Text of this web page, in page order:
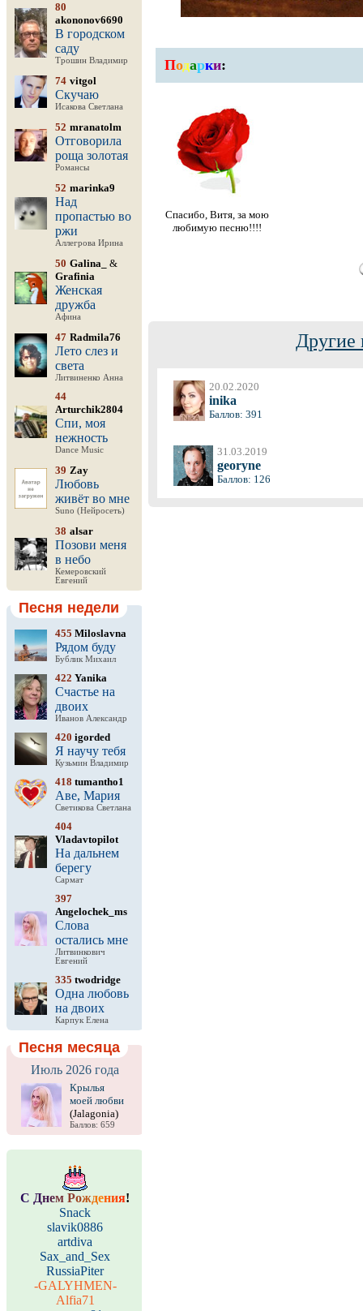
80
akononov6690
В городском
саду
Трошин Владимир
74 vitgol
Скучаю
Исакова Светлана
52 mranatolm
Отговорила
роща золотая
Романсы
52 marinka9
Над
пропастью во
ржи
Аллегрова Ирина
50 Galina_
&
Grafinia
Женская
дружба
Афина
47 Radmila76
Лето слез и
света
Литвиненко Анна
44
Arturchik2804
Спи, моя
нежность
Dance Music
39 Zay
Любовь
живёт во мне
Suno (Нейросеть)
38 alsar
Позови меня
в небо
Кемеровский
Евгений
Песня недели
455 Miloslavna
Рядом буду
Бублик Михаил
422 Yanika
Счастье на
двоих
Иванов Александр
420 igorded
Я научу тебя
Кузьмин Владимир
418 tumantho1
Аве, Мария
Светикова Светлана
404
Vladavtopilot
На дальнем
берегу
Сармат
397
Angelochek_ms
Слова
остались мне
Литвинкович
Евгений
335 twodridge
Одна любовь
на двоих
Карпук Елена
Песня месяца
Июль 2026 года
Крылья
моей любви
(Jalagonia)
Баллов: 659
С Днем Рождения!
Snack
slavik0886
artdiva
Sax_and_Sex
RussiaPiter
-GALYHMEN-
Alfia71
Подарки:
Спасибо, Витя, за мою
любимую песню!!!!
Другие
20.02.2020
inika
Баллов: 391
31.03.2019
georyne
Баллов: 126